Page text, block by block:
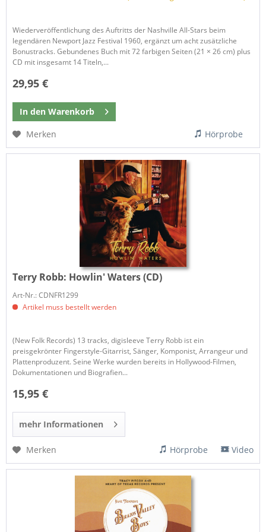
Wiederveröffentlichung des Auftritts der Nashville All-Stars beim
legendären Newport Jazz Festival 1960, ergänzt um acht zusätzliche
Bonustracks. Gebundenes Buch mit 72 farbigen Seiten (21 × 26 cm) plus
CD mit insgesamt 14 Titeln,...
29,95 €
In den Warenkorb
Merken
Hörprobe
Terry Robb: Howlin' Waters (CD)
Art-Nr.: CDNFR1299
Artikel muss bestellt werden
(New Folk Records) 13 tracks, digisleeve Terry Robb ist ein
preisgekrönter Fingerstyle-Gitarrist, Sänger, Komponist, Arrangeur und
Plattenproduzent. Seine Werke wurden bereits in Hollywood-Filmen,
Dokumentationen und Biografien...
15,95 €
mehr Informationen
Merken Hörprobe Video